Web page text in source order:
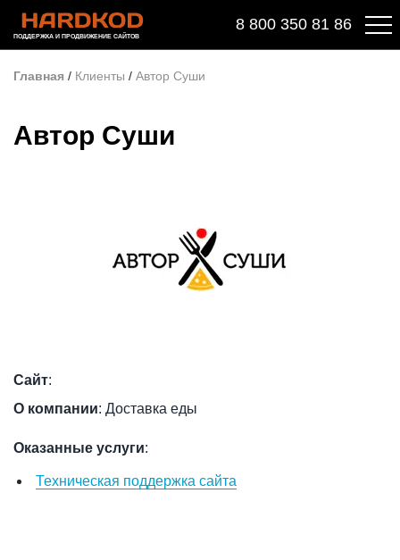
ПОДДЕРЖКА И ПРОДВИЖЕНИЕ САЙТОВ
8 800 350 81 86
Главная / Клиенты / Автор Суши
Автор Суши
Сайт:
О компании: Доставка еды
Оказанные услуги:
Техническая поддержка сайта